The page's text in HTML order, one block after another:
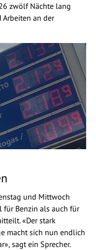
zwölf Nächte lang
Arbeiten an der
und Mittwoch
Benzin als auch für
«Der stark
macht sich nun endlich
sagt ein Sprecher.